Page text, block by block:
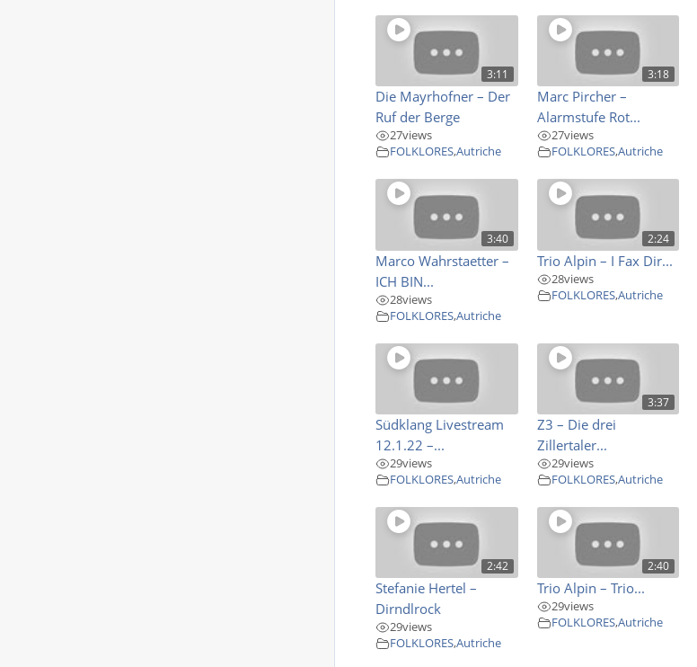
3:11
Die Mayrhofner – Der
Ruf der Berge
27views
FOLKLORES,Autriche
3:18
Marc Pircher –
Alarmstufe Rot...
27views
FOLKLORES,Autriche
3:40
Marco Wahrstaetter –
ICH BIN...
28views
FOLKLORES,Autriche
2:24
Trio Alpin – I Fax Dir...
28views
FOLKLORES,Autriche
Südklang Livestream
12.1.22 –...
29views
FOLKLORES,Autriche
3:37
Z3 – Die drei
Zillertaler...
29views
FOLKLORES,Autriche
2:42
Stefanie Hertel –
Dirndlrock
29views
FOLKLORES,Autriche
2:40
Trio Alpin – Trio...
29views
FOLKLORES,Autriche